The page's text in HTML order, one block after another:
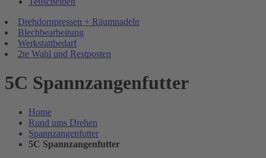
Drehdornpressen + Räumnadeln
Blechbearbeitung
Werkstattbedarf
2te Wahl und Restposten
5C Spannzangenfutter
Home
Rund ums Drehen
Spannzangenfutter
5C Spannzangenfutter